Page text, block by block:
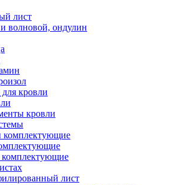
лист
волновой, ондулин
кровли
кровли
комплектующие
лист